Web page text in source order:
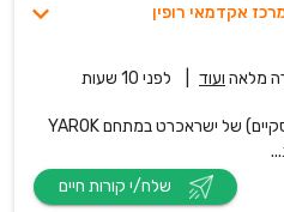
אקדמאי רופין
מלאה ועוד לפני 10 שעות
מוקדי שירות הלקוחות (פרטיים ועסקיים) של ישראכרט במתחם YAROK